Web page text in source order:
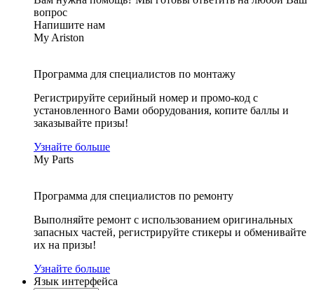
вопрос
Напишите нам
My Ariston
Программа для специалистов по монтажу
Регистрируйте серийный номер и промо-код с
установленного Вами оборудования, копите баллы и
заказывайте призы!
Узнайте больше
My Parts
Программа для специалистов по ремонту
Выполняйте ремонт с использованием оригинальных
запасных частей, регистрируйте стикеры и обменивайте
их на призы!
Узнайте больше
Язык интерфейса